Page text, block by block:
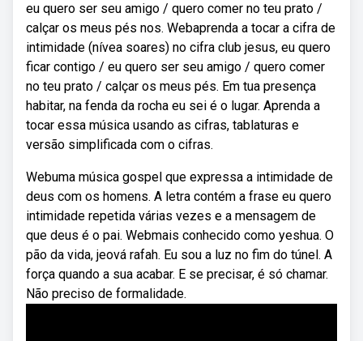
eu quero ser seu amigo / quero comer no teu prato /
calçar os meus pés nos. Webaprenda a tocar a cifra de
intimidade (nívea soares) no cifra club jesus, eu quero
ficar contigo / eu quero ser seu amigo / quero comer
no teu prato / calçar os meus pés. Em tua presença
habitar, na fenda da rocha eu sei é o lugar. Aprenda a
tocar essa música usando as cifras, tablaturas e
versão simplificada com o cifras.
Webuma música gospel que expressa a intimidade de
deus com os homens. A letra contém a frase eu quero
intimidade repetida várias vezes e a mensagem de
que deus é o pai. Webmais conhecido como yeshua. O
pão da vida, jeová rafah. Eu sou a luz no fim do túnel. A
força quando a sua acabar. E se precisar, é só chamar.
Não preciso de formalidade.